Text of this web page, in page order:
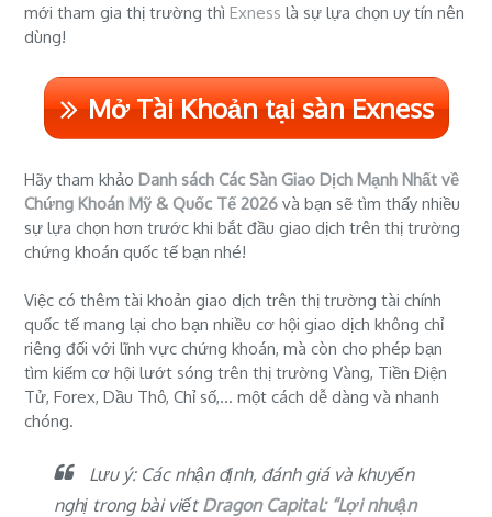
mới tham gia thị trường thìExness là sự lựa chọn uy tín nên
dùng!
Mở Tài Khoản tại sàn Exness
Hãy tham khảoDanh sách Các Sàn Giao Dịch Mạnh Nhất về
Chứng Khoán Mỹ & Quốc Tế 2026 và bạn sẽ tìm thấy nhiều
sự lựa chọn hơn trước khi bắt đầu giao dịch trên thị trường
chứng khoán quốc tế bạn nhé!
Việc có thêm tài khoản giao dịch trên thị trường tài chính
quốc tế mang lại cho bạn nhiều cơ hội giao dịch không chỉ
riêng đối với lĩnh vực chứng khoán, mà còn cho phép bạn
tìm kiếm cơ hội lướt sóng trên thị trường Vàng, Tiền Điện
Tử, Forex, Dầu Thô, Chỉ số,... một cách dễ dàng và nhanh
chóng.
Lưu ý: Các nhận định, đánh giá và khuyến
nghị trong bài viết Dragon Capital: “Lợi nhuận